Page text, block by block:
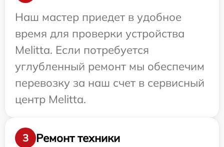
Наш мастер приедет в удобное
время для проверки устройства
Melitta. Если потребуется
углубленный ремонт мы обеспечим
перевозку за наш счет в сервисный
центр Melitta.
3
Ремонт техники